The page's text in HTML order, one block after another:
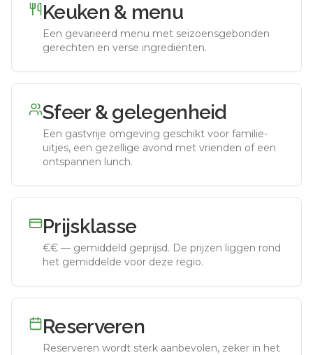
Keuken & menu
Een gevarieerd menu met seizoensgebonden
gerechten en verse ingrediënten.
Sfeer & gelegenheid
Een gastvrije omgeving geschikt voor familie-
uitjes, een gezellige avond met vrienden of een
ontspannen lunch.
Prijsklasse
€€ — gemiddeld geprijsd. De prijzen liggen rond
het gemiddelde voor deze regio.
Reserveren
Reserveren wordt sterk aanbevolen, zeker in het